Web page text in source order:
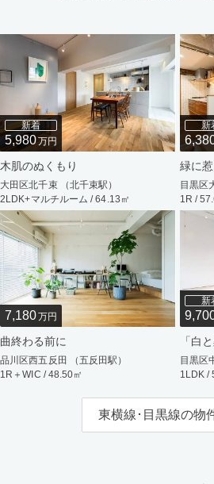
新着
5,980万円
木肌のぬくもり
大田区北千束 （北千束駅）
2LDK+マルチルーム / 64.13㎡
新
緑に
目黒区
1R /
7,180万円
曲終わる前に
品川区西五反田 （五反田駅）
1R＋WIC / 48.50㎡
新
「白
目黒区
1LDK /
東横線･目黒線の物